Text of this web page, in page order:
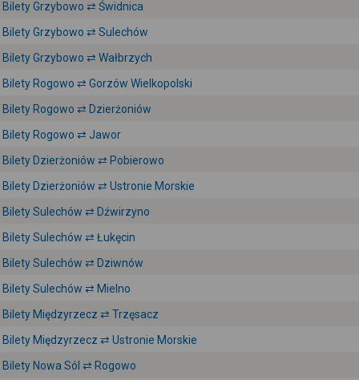
Bilety Grzybowo ⇄ Świdnica
Bilety Grzybowo ⇄ Sulechów
Bilety Grzybowo ⇄ Wałbrzych
Bilety Rogowo ⇄ Gorzów Wielkopolski
Bilety Rogowo ⇄ Dzierżoniów
Bilety Rogowo ⇄ Jawor
Bilety Dzierżoniów ⇄ Pobierowo
Bilety Dzierżoniów ⇄ Ustronie Morskie
Bilety Sulechów ⇄ Dźwirzyno
Bilety Sulechów ⇄ Łukęcin
Bilety Sulechów ⇄ Dziwnów
Bilety Sulechów ⇄ Mielno
Bilety Międzyrzecz ⇄ Trzęsacz
Bilety Międzyrzecz ⇄ Ustronie Morskie
Bilety Nowa Sól ⇄ Rogowo